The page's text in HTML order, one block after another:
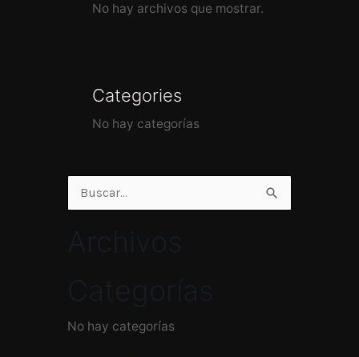
No hay archivos que mostrar.
Categories
No hay categorías
Buscar
No hay categorías